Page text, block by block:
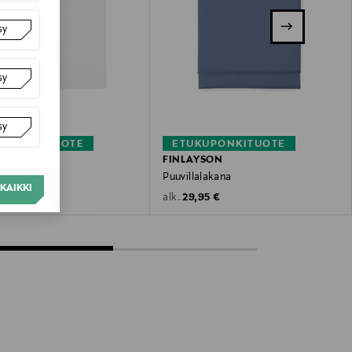
ETUKUPONKITUOTE
FINLAYSON
Puuvillalakana
alk. Original Price
29,95 €